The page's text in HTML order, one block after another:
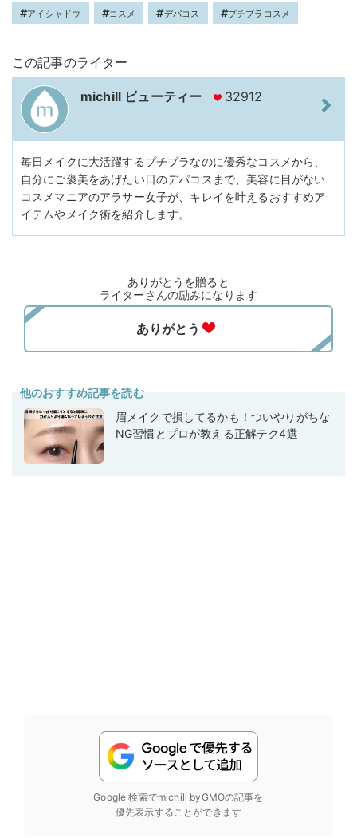
アイシャドウ コスメ デパコス プチプラコスメ
この記事のライター
michill ビューティー 32912
毎日メイクに大活躍するプチプラなのに優秀なコスメから、
自分にご褒美をあげたい日のデパコスまで、美容に目がない
コスメマニアのアラサー女子が、キレイを叶えるおすすめア
イテムやメイク術を紹介します。
ありがとうを贈ると
ライターさんの励みになります
他のおすすめ記事を読む
眉メイクで損してるかも！ついやりがちな
NG習慣とプロが教える正解テク4選
Google 検索でmichill byGMOの記事を
優先表示することができます